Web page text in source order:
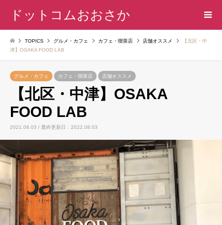
ドットコムおおさか
TOPICS グルメ・カフェ カフェ・喫茶店 店舗オススメ
【北区・中
津】OSAKA FOOD LAB
グルメ・カフェ カフェ・喫茶店 店舗オススメ
【北区・中津】OSAKA
FOOD LAB
2021.08.03 / 最終更新日：2022.08.03